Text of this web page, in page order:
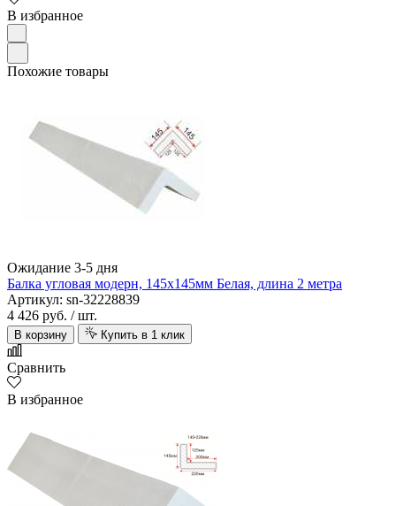
В избранное
Похожие товары
Ожидание 3-5 дня
Балка угловая модерн, 145х145мм Белая, длина 2 метра
Артикул: sn-32228839
4 426 руб. / шт.
В корзину Купить в 1 клик
Сравнить
В избранное